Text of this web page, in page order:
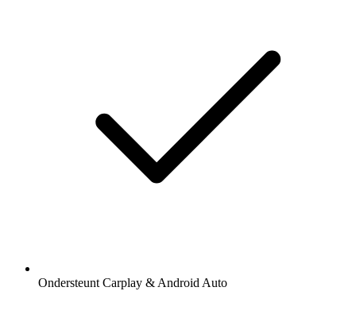
Ondersteunt Carplay & Android Auto